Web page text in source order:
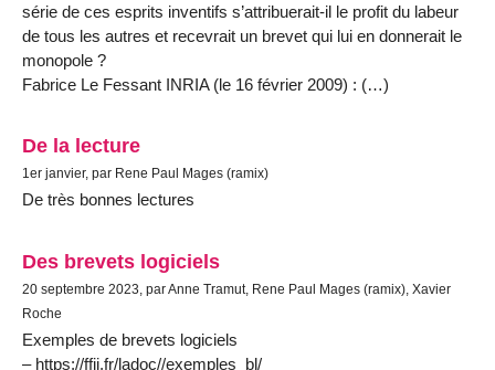
série de ces esprits inventifs s’attribuerait-il le profit du labeur
de tous les autres et recevrait un brevet qui lui en donnerait le
monopole ?
Fabrice Le Fessant INRIA (le 16 février 2009) : (…)
De la lecture
1er janvier, par Rene Paul Mages (ramix)
De très bonnes lectures
Des brevets logiciels
20 septembre 2023, par Anne Tramut, Rene Paul Mages (ramix), Xavier
Roche
Exemples de brevets logiciels
– https://ffii.fr/ladoc//exemples_bl/